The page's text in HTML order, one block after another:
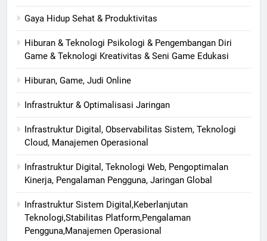
Gaya Hidup Sehat & Produktivitas
Hiburan & Teknologi Psikologi & Pengembangan Diri
Game & Teknologi Kreativitas & Seni Game Edukasi
Hiburan, Game, Judi Online
Infrastruktur & Optimalisasi Jaringan
Infrastruktur Digital, Observabilitas Sistem, Teknologi
Cloud, Manajemen Operasional
Infrastruktur Digital, Teknologi Web, Pengoptimalan
Kinerja, Pengalaman Pengguna, Jaringan Global
Infrastruktur Sistem Digital,Keberlanjutan
Teknologi,Stabilitas Platform,Pengalaman
Pengguna,Manajemen Operasional